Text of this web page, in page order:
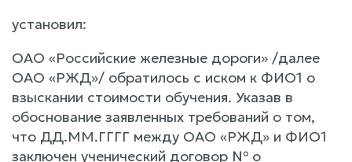
установил:
ОАО «Российские железные дороги» /далее
ОАО «РЖД»/ обратилось с иском к ФИО1 о
взыскании стоимости обучения. Указав в
обоснование заявленных требований о том,
что ДД.ММ.ГГГГ между ОАО «РЖД» и ФИО1
заключен ученический договор № о